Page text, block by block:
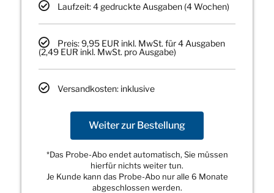
Laufzeit: 4 gedruckte Ausgaben (4 Wochen)
Preis: 9,95 EUR inkl. MwSt. für 4 Ausgaben
(2,49 EUR inkl. MwSt. pro Ausgabe)
Versandkosten: inklusive
Weiter zur Bestellung
*Das Probe-Abo endet automatisch, Sie müssen
hierfür nichts weiter tun.
Je Kunde kann das Probe-Abo nur alle 6 Monate
abgeschlossen werden.